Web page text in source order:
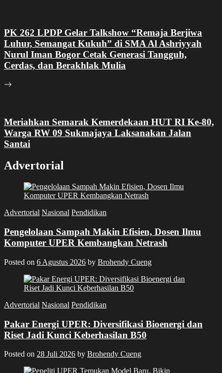
PK 262 LPDP Gelar Talkshow “Remaja Berjiwa
Luhur, Semangat Kukuh” di SMA Al Ashriyyah
Nurul Iman Bogor Cetak Generasi Tangguh,
Cerdas, dan Berakhlak Mulia
Meriahkan Semarak Kemerdekaan HUT RI Ke-80,
Warga RW 09 Sukmajaya Laksanakan Jalan
Santai
Advertorial
Advertorial Nasional Pendidikan
Pengelolaan Sampah Makin Efisien, Dosen Ilmu
Komputer UPER Kembangkan Netrash
Posted on 6 Agustus 2026 by Brohendy Cueng
Advertorial Nasional Pendidikan
Pakar Energi UPER: Diversifikasi Bioenergi dan
Riset Jadi Kunci Keberhasilan B50
Posted on 28 Juli 2026 by Brohendy Cueng